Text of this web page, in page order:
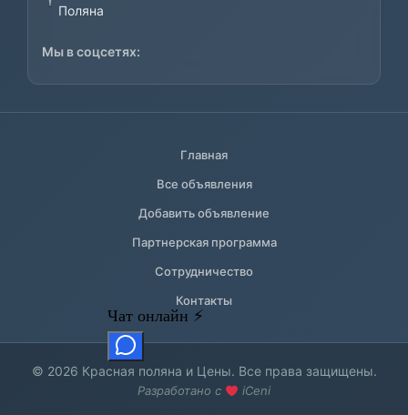
Поляна
Мы в соцсетях:
Главная
Все объявления
Добавить объявление
Партнерская программа
Сотрудничество
Контакты
© 2026 Красная поляна и Цены. Все права защищены.
Разработано с iCeni